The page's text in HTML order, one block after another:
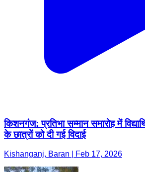
किशनगंज: प्रतिभा सम्मान समारोह में
के छात्रों को दी गई विदाई
Kishanganj, Baran | Feb 17, 2026